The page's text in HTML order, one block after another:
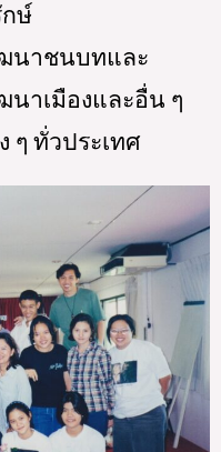
ษ์
นาชนบทและ
นาเมืองและอื่น ๆ
ๆ ทั่วประเทศ